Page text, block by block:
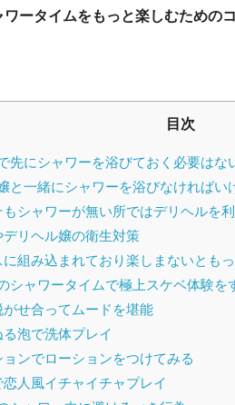
ワータイムをもっと楽しむための
目次
先にシャワーを浴びておく必要はな
と一緒にシャワーを浴びなければい
もシャワーが無い所ではデリヘルを
デリヘル嬢の衛生対策
に組み込まれており楽しまないとも
シャワータイムで極上スケベ体験を
がせ合ってムードを堪能
泡で洗体プレイ
ョンでローションをつけてみる
人風イチャイチャプレイ